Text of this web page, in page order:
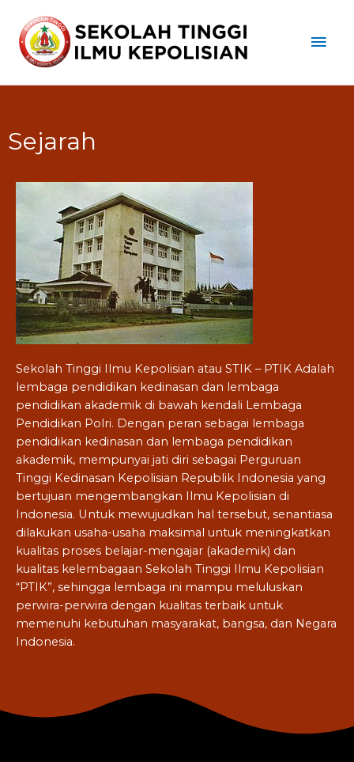
Sejarah
Sekolah Tinggi Ilmu Kepolisian atau STIK – PTIK Adalah
lembaga pendidikan kedinasan dan lembaga
pendidikan akademik di bawah kendali Lembaga
Pendidikan Polri. Dengan peran sebagai lembaga
pendidikan kedinasan dan lembaga pendidikan
akademik, mempunyai jati diri sebagai Perguruan
Tinggi Kedinasan Kepolisian Republik Indonesia yang
bertujuan mengembangkan Ilmu Kepolisian di
Indonesia. Untuk mewujudkan hal tersebut, senantiasa
dilakukan usaha-usaha maksimal untuk meningkatkan
kualitas proses belajar-mengajar (akademik) dan
kualitas kelembagaan Sekolah Tinggi Ilmu Kepolisian
“PTIK”, sehingga lembaga ini mampu meluluskan
perwira-perwira dengan kualitas terbaik untuk
memenuhi kebutuhan masyarakat, bangsa, dan Negara
Indonesia.